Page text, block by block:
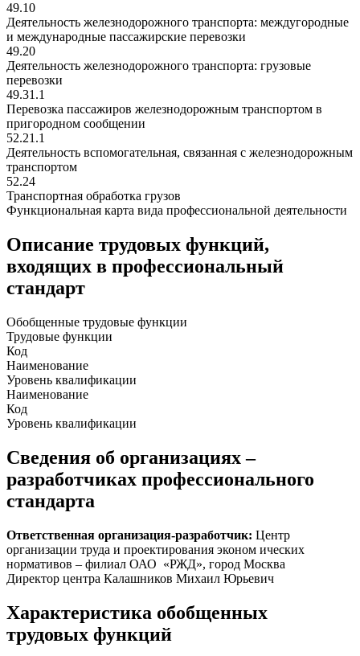
49.10
Деятельность железнодорожного транспорта: междугородные
и международные пассажирские перевозки
49.20
Деятельность железнодорожного транспорта: грузовые
перевозки
49.31.1
Перевозка пассажиров железнодорожным транспортом в
пригородном сообщении
52.21.1
Деятельность вспомогательная, связанная с железнодорожным
транспортом
52.24
Транспортная обработка грузов
Функциональная карта вида профессиональной деятельности
Описание трудовых функций,
входящих в профессиональный
стандарт
Обобщенные трудовые функции
Трудовые функции
Код
Наименование
Уровень квалификации
Наименование
Код
Уровень квалификации
Сведения об организациях –
разработчиках профессионального
стандарта
Ответственная организация-разработчик: Центр
организации труда и проектирования эконом ических
нормативов – филиал ОАО «РЖД», город Москва
Директор центра Калашников Михаил Юрьевич
Характеристика обобщенных
трудовых функций